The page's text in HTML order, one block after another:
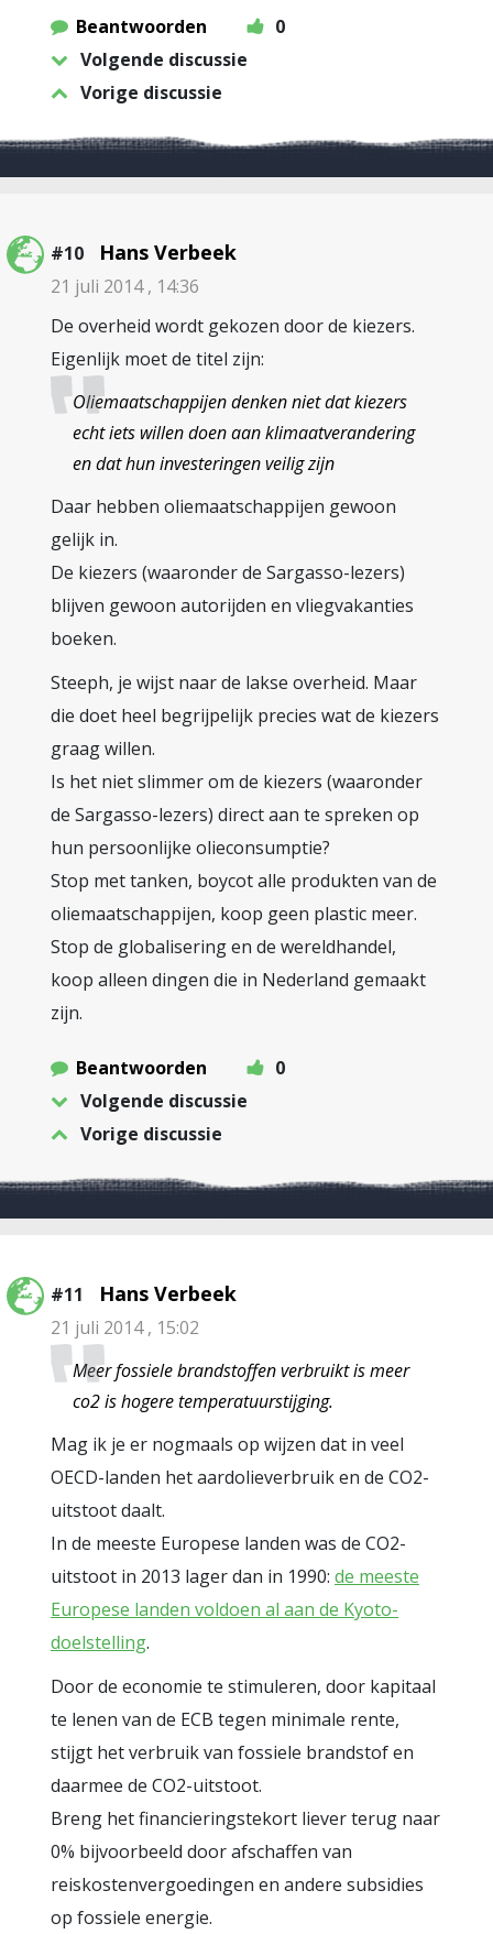
Beantwoorden
0
Volgende discussie
Vorige discussie
#10 Hans Verbeek
21 juli 2014 , 14:36
De overheid wordt gekozen door de kiezers.
Eigenlijk moet de titel zijn:
Oliemaatschappijen denken niet dat kiezers
echt iets willen doen aan klimaatverandering
en dat hun investeringen veilig zijn
Daar hebben oliemaatschappijen gewoon
gelijk in.
De kiezers (waaronder de Sargasso-lezers)
blijven gewoon autorijden en vliegvakanties
boeken.
Steeph, je wijst naar de lakse overheid. Maar
die doet heel begrijpelijk precies wat de kiezers
graag willen.
Is het niet slimmer om de kiezers (waaronder
de Sargasso-lezers) direct aan te spreken op
hun persoonlijke olieconsumptie?
Stop met tanken, boycot alle produkten van de
oliemaatschappijen, koop geen plastic meer.
Stop de globalisering en de wereldhandel,
koop alleen dingen die in Nederland gemaakt
zijn.
Beantwoorden
0
Volgende discussie
Vorige discussie
#11 Hans Verbeek
21 juli 2014 , 15:02
Meer fossiele brandstoffen verbruikt is meer
co2 is hogere temperatuurstijging.
Mag ik je er nogmaals op wijzen dat in veel
OECD-landen het aardolieverbruik en de CO2-
uitstoot daalt.
In de meeste Europese landen was de CO2-
uitstoot in 2013 lager dan in 1990: de meeste
Europese landen voldoen al aan de Kyoto-
doelstelling.
Door de economie te stimuleren, door kapitaal
te lenen van de ECB tegen minimale rente,
stijgt het verbruik van fossiele brandstof en
daarmee de CO2-uitstoot.
Breng het financieringstekort liever terug naar
0% bijvoorbeeld door afschaffen van
reiskostenvergoedingen en andere subsidies
op fossiele energie.